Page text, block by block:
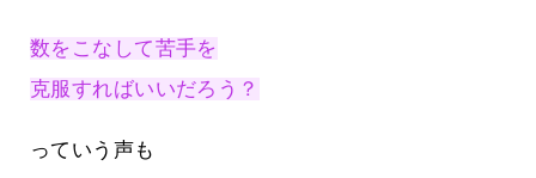
数をこなして苦手を
克服すればいいだろう？
っていう声も